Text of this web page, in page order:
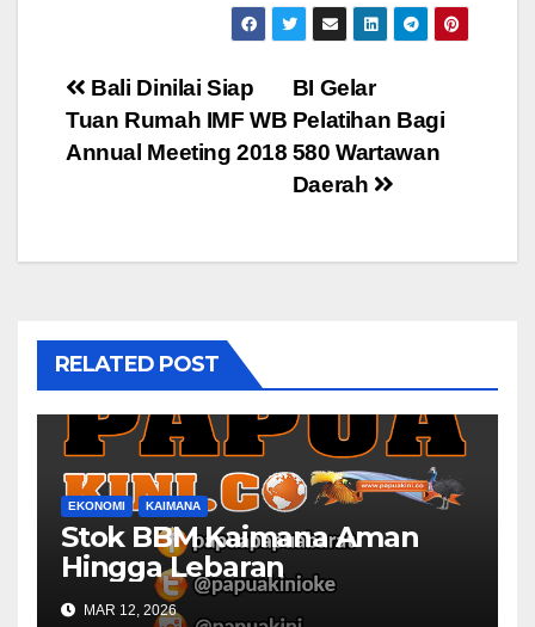
Post
navigation
BI Gelar
Pelatihan Bagi
580 Wartawan
Daerah
Bali Dinilai Siap
Tuan Rumah IMF WB
Annual Meeting 2018
RELATED POST
EKONOMI KAIMANA
Stok BBM Kaimana Aman
Hingga Lebaran
MAR 12, 2026